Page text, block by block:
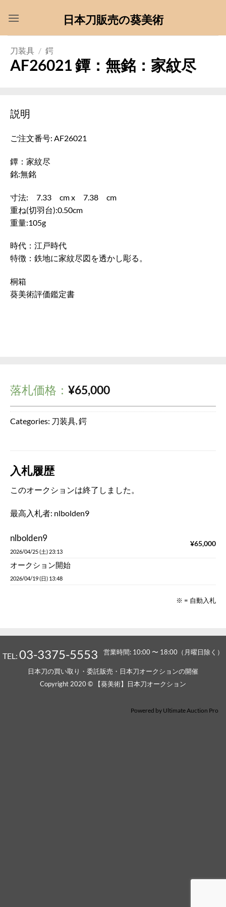
日本刀販売の葵美術
刀装具 / 鍔
AF26021 鐔：無銘：家紋尽
説明
ご注文番号: AF26021
鐔：家紋尽
銘:無銘
寸法: 7.33 cm x 7.38 cm
重ね(切羽台):0.50cm
重量:105g
時代：江戸時代
特徴：鉄地に家紋尽図を透かし彫る。
桐箱
葵美術評価鑑定書
落札価格： ¥65,000
Categories: 刀装具 鍔
入札履歴
このオークションは終了しました。
最高入札者: nlbolden9
nlbolden9
2026/04/25 (土) 23:13
¥65,000
オークション開始
2026/04/19 (日) 13:48
※ = 自動入札
TEL:03-3375-5553 営業時間: 10:00 〜 18:00（月曜日除く）
日本刀の買い取り・委託販売・日本刀オークションの開催
Copyright 2020 © 【葵美術】日本刀オークション
Powered by Ultimate Auction Pro